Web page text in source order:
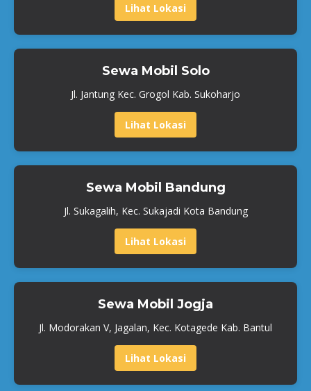
Lihat Lokasi
Sewa Mobil Solo
Jl. Jantung Kec. Grogol Kab. Sukoharjo
Lihat Lokasi
Sewa Mobil Bandung
Jl. Sukagalih, Kec. Sukajadi Kota Bandung
Lihat Lokasi
Sewa Mobil Jogja
Jl. Modorakan V, Jagalan, Kec. Kotagede Kab. Bantul
Lihat Lokasi